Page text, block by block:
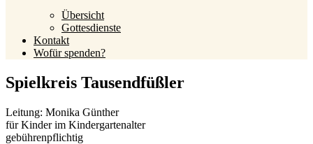
Übersicht
Gottesdienste
Kontakt
Wofür spenden?
Spielkreis Tausendfüßler
Leitung: Monika Günther
für Kinder im Kindergartenalter
gebührenpflichtig